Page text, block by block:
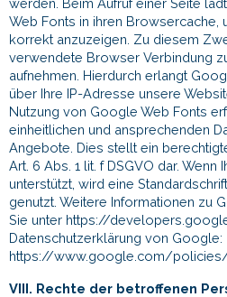
Web Fonts in ihren Browsercache,
korrekt anzuzeigen. Zu diesem
verwendete Browser Verbindung
aufnehmen. Hierdurch erlangt
über Ihre IP-Adresse unsere
Nutzung von Google Web Fonts
einheitlichen und ansprechenden
Angebote. Dies stellt ein
Art. 6 Abs. 1 lit. f DSGVO dar.
unterstützt, wird eine
genutzt. Weitere Informationen zu
Sie unter https://
Datenschutzerklärung von Google:
https://www.google.com/
VIII. Rechte der betroffenen